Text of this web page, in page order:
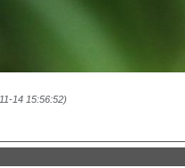
14 15:56:52)